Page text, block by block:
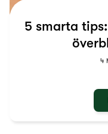
5 smarta
4